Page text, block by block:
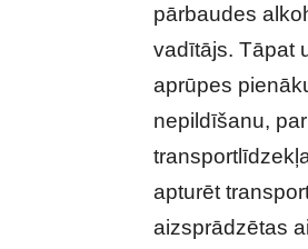
pārbaudes
vadītājs. Tāpat
aprūpes
nepildīšanu,
apturēt
aizsprādzētas